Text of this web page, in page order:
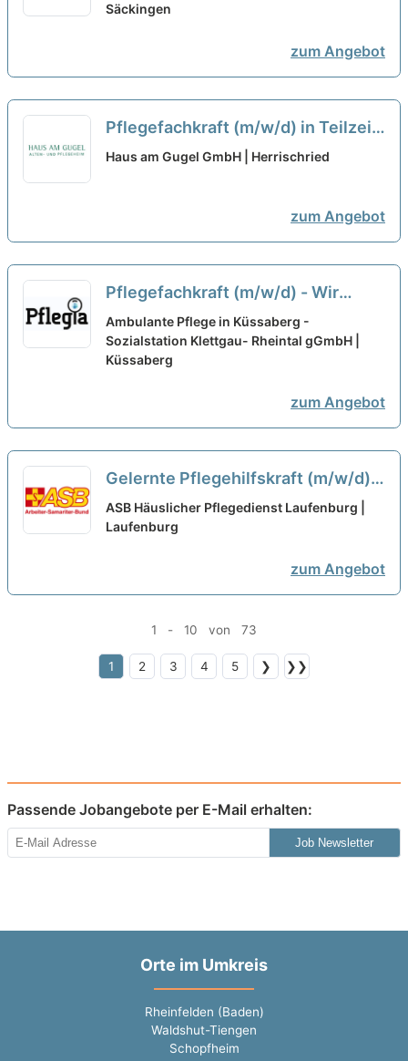
Säckingen
zum Angebot
Pflegefachkraft (m/w/d) in Teilzeit
- endlich Wertschätzung die Du
Haus am Gugel GmbH | Herrischried
zum Angebot
Pflegefachkraft (m/w/d) - Wir
sorgen für top
Arbeitsbedingungen! neu
Ambulante Pflege in Küssaberg -
Sozialstation Klettgau- Rheintal gGmbH |
Küssaberg
zum Angebot
Gelernte Pflegehilfskraft (m/w/d)
in Teilzeit - Pflegen, begleiten,
beraten!
ASB Häuslicher Pflegedienst Laufenburg |
Laufenburg
zum Angebot
1 - 10 von 73
1 2 3 4 5 ❯ ❯❯
Passende Jobangebote per E-Mail erhalten:
Job Newsletter
Orte im Umkreis
Rheinfelden (Baden)
Waldshut-Tiengen
Schopfheim